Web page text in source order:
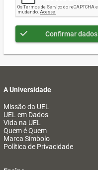
Confirmar dados
A Universidade
Missão da UEL
UEL em Dados
Vida na UEL
Quem é Quem
Marca Símbolo
Política de Privacidade